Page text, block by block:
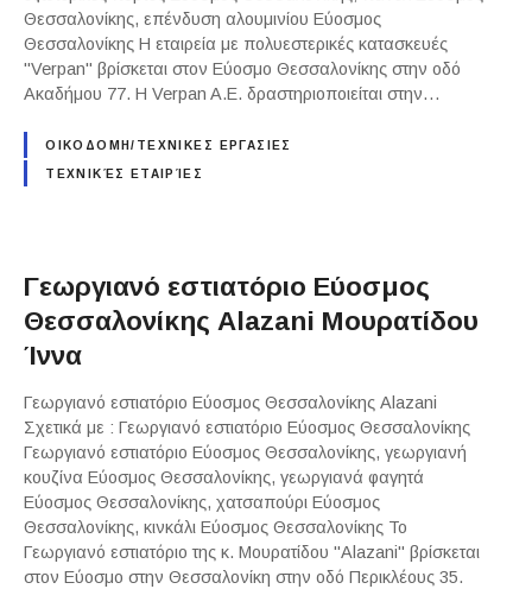
Θεσσαλονίκης, επένδυση αλουμινίου Εύοσμος
Θεσσαλονίκης Η εταιρεία με πολυεστερικές κατασκευές
"Verpan" βρίσκεται στον Εύοσμο Θεσσαλονίκης στην οδό
Ακαδήμου 77. Η Verpan A.E. δραστηριοποιείται στην…
ΟΙΚΟΔΟΜΗ/ΤΕΧΝΙΚΕΣ ΕΡΓΑΣΙΕΣ
ΤΕΧΝΙΚΈΣ ΕΤΑΙΡΊΕΣ
Γεωργιανό εστιατόριο Εύοσμος
Θεσσαλονίκης Alazani Μουρατίδου
Ίννα
Γεωργιανό εστιατόριο Εύοσμος Θεσσαλονίκης Alazani
Σχετικά με : Γεωργιανό εστιατόριο Εύοσμος Θεσσαλονίκης
Γεωργιανό εστιατόριο Εύοσμος Θεσσαλονίκης, γεωργιανή
κουζίνα Εύοσμος Θεσσαλονίκης, γεωργιανά φαγητά
Εύοσμος Θεσσαλονίκης, χατσαπούρι Εύοσμος
Θεσσαλονίκης, κινκάλι Εύοσμος Θεσσαλονίκης Το
Γεωργιανό εστιατόριο της κ. Μουρατίδου "Alazani" βρίσκεται
στον Εύοσμο στην Θεσσαλονίκη στην οδό Περικλέους 35.